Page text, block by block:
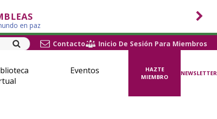
en paz
Contacto
Inicio De Sesión Para Miembros
Eventos
HAZTE
MIEMBRO
NEWSLETTER